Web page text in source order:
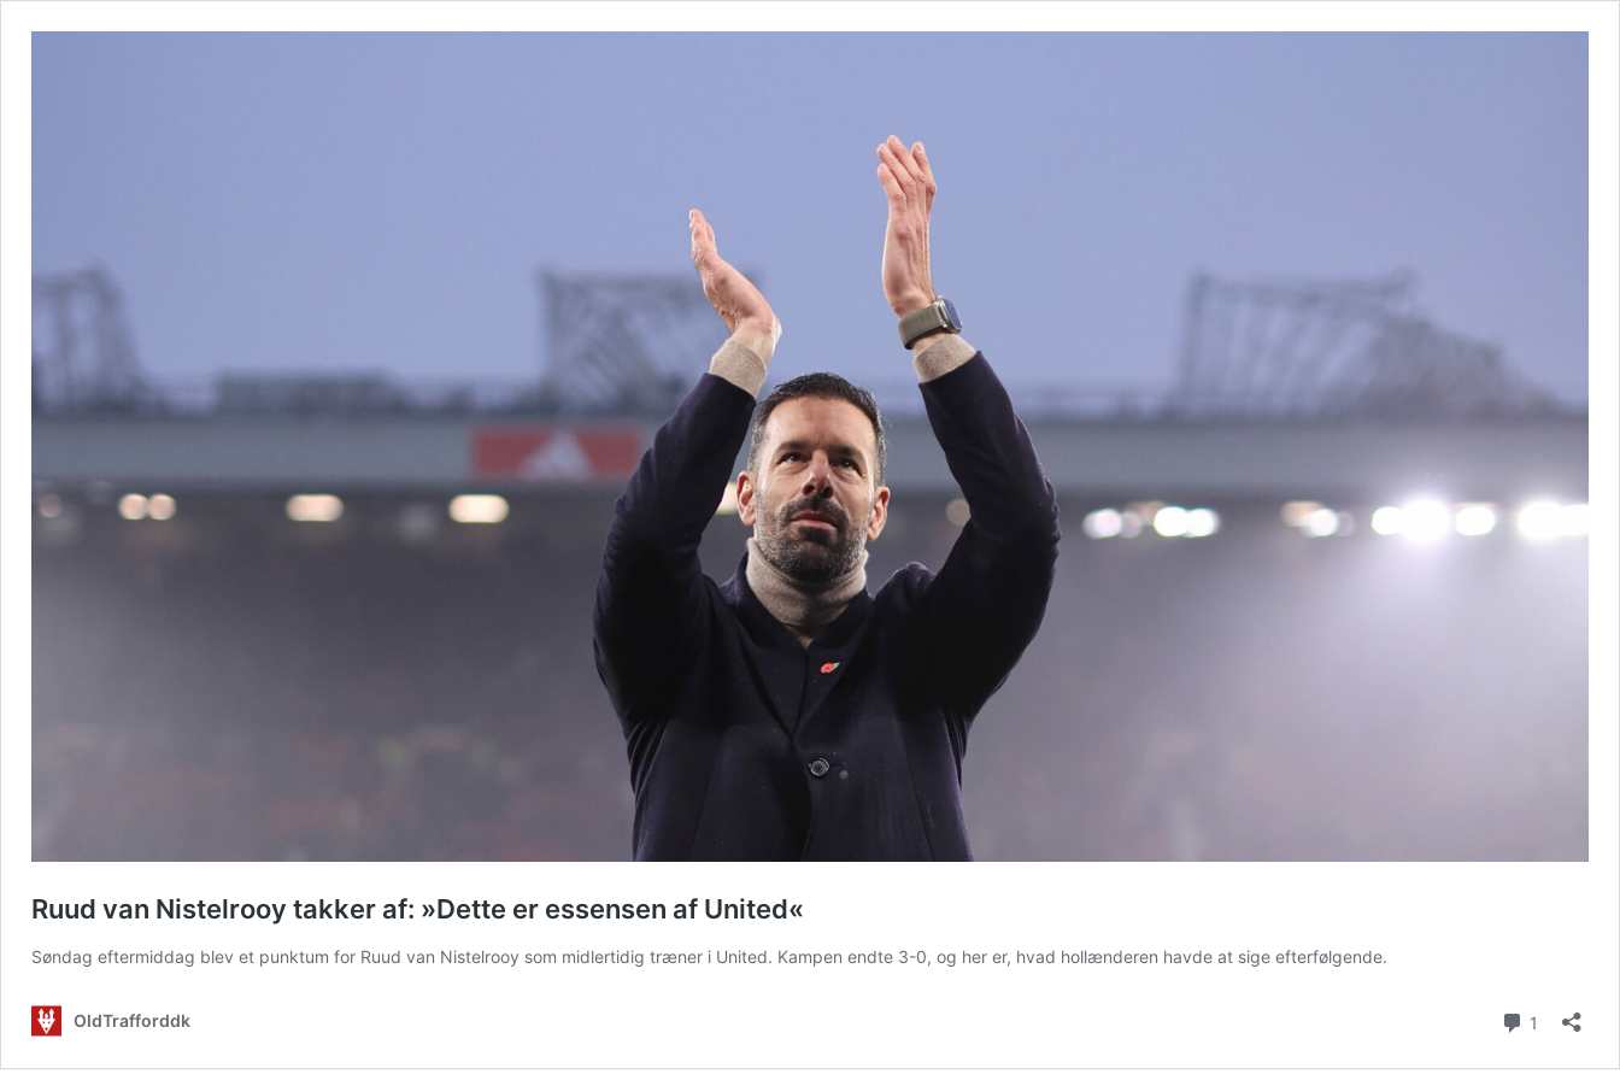
Ruud van Nistelrooy takker af: »Dette er essensen af United«
Søndag eftermiddag blev et punktum for Ruud van Nistelrooy som midlertidig træner i United. Kampen endte 3-0, og her er, hvad hollænderen havde at sige efterfølgende.
OldTrafforddk 1